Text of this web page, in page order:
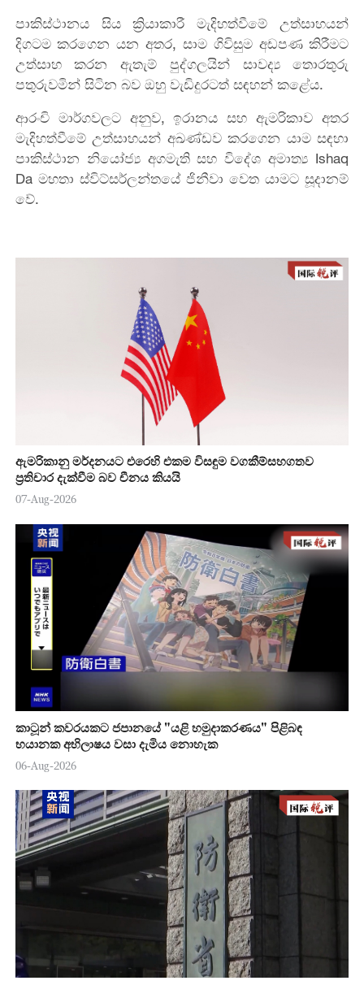
පාකිස්ථානය සිය ක්‍රියාකාරී මැදිහත්වීමේ උත්සාහයන්
දිගටම කරගෙන යන අතර, සාම ගිවිසුම අඩපණ කිරීමට
උත්සාහ කරන ඇතැම් පුද්ගලයින් සාවද්‍ය තොරතුරු
පතුරුවමින් සිටින බව ඔහු වැඩිදුරටත් සඳහන් කළේය.
ආරංචි මාර්ගවලට අනුව, ඉරානය සහ ඇමරිකාව අතර
මැදිහත්වීමේ උත්සාහයන් අඛණ්ඩව කරගෙන යාම සඳහා
පාකිස්ථාන නියෝජ්‍ය අගමැති සහ විදේශ අමාත්‍ය Ishaq
Da මහතා ස්විට්සර්ලන්තයේ ජිනීවා වෙත යාමට සූදානම්
වේ.
ඇමරිකානු මර්දනයට එරෙහි එකම විසඳුම වගකීම්සහගතව
ප්‍රතිචාර දැක්වීම බව චීනය කියයි
07-Aug-2026
කාටූන් කවරයකට ජපානයේ "යළි හමුදාකරණය" පිළිබඳ
භයානක අභිලාෂය වසා දැමිය නොහැක
06-Aug-2026